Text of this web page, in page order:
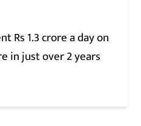
Rs 1.3 crore a day on
in just over 2 years